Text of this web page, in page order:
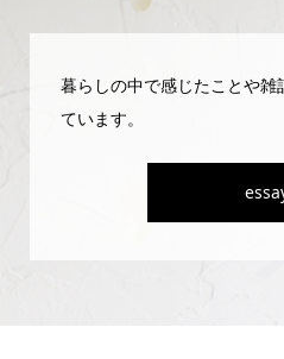
暮らしの中で感じたことや
ています。